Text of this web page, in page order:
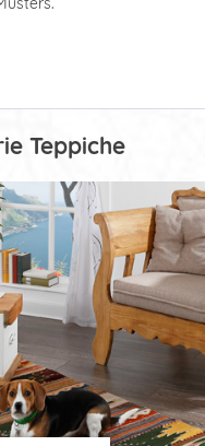
Teppiche